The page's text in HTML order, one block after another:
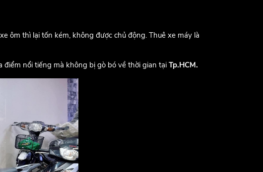
ôm thì lại tốn kém, không được chủ động. Thuê xe máy là
nổi tiếng mà không bị gò bó về thời gian tại Tp.HCM.